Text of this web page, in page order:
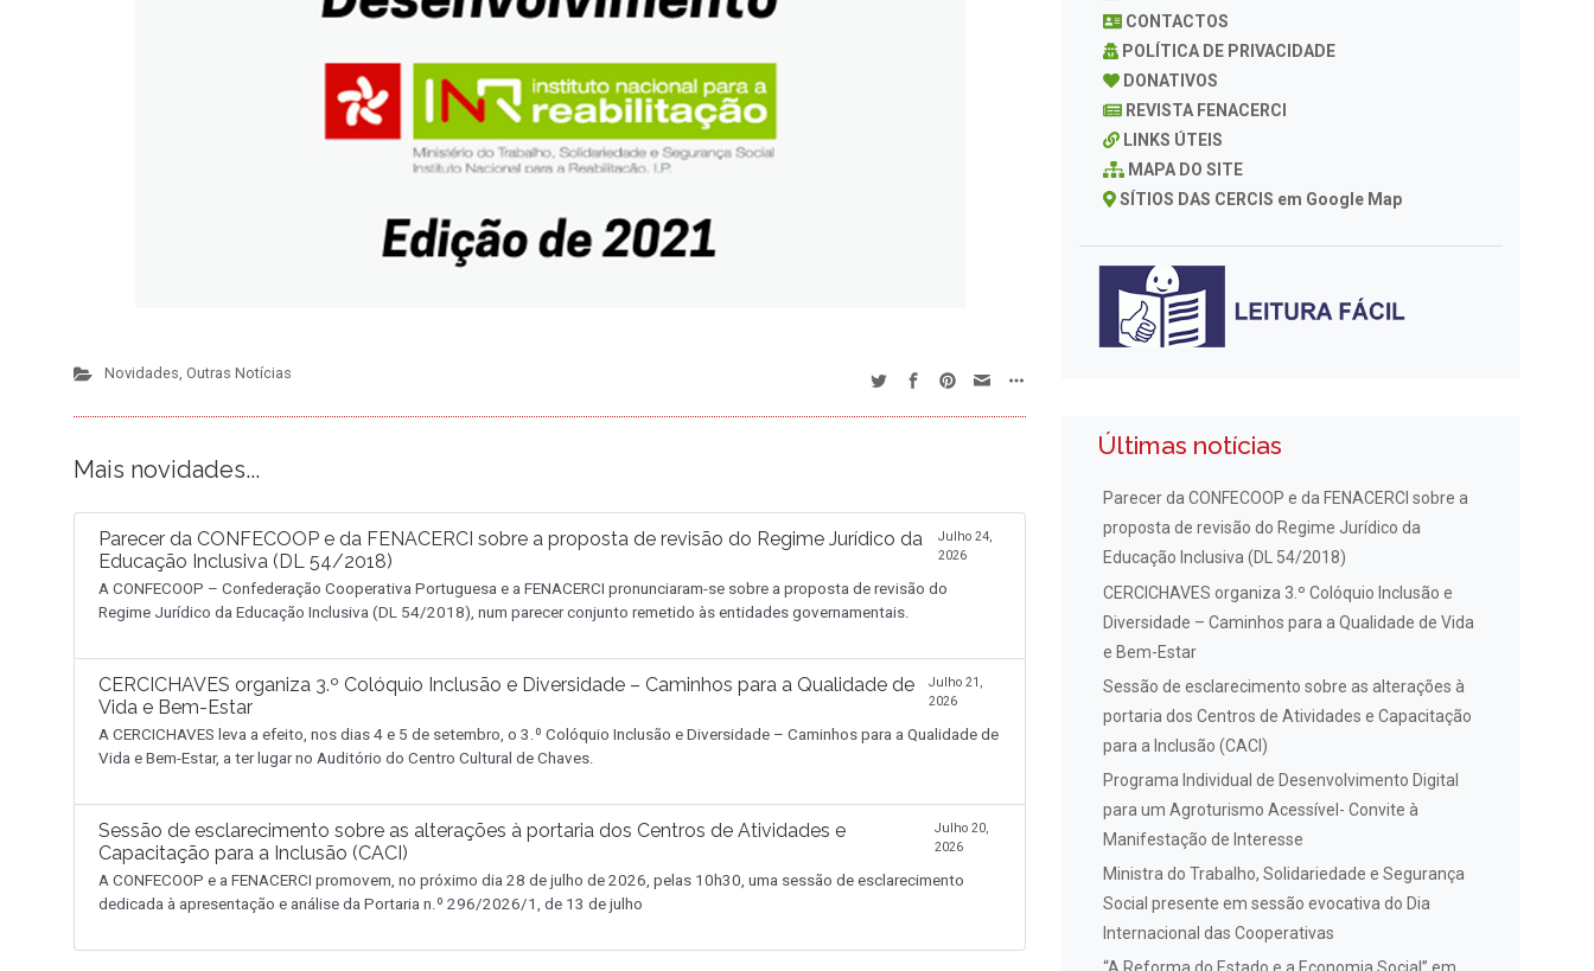
Novidades, Outras Notícias
Mais novidades...
Parecer da CONFECOOP e da FENACERCI sobre a proposta de revisão do Regime Jurídico da
Educação Inclusiva (DL 54/2018)
Julho 24,
2026
A CONFECOOP – Confederação Cooperativa Portuguesa e a FENACERCI pronunciaram-se sobre a proposta de revisão do
Regime Jurídico da Educação Inclusiva (DL 54/2018), num parecer conjunto remetido às entidades governamentais.
CERCICHAVES organiza 3.º Colóquio Inclusão e Diversidade – Caminhos para a Qualidade de
Vida e Bem-Estar
Julho 21,
2026
A CERCICHAVES leva a efeito, nos dias 4 e 5 de setembro, o 3.º Colóquio Inclusão e Diversidade – Caminhos para a Qualidade de
Vida e Bem-Estar, a ter lugar no Auditório do Centro Cultural de Chaves.
Sessão de esclarecimento sobre as alterações à portaria dos Centros de Atividades e
Capacitação para a Inclusão (CACI)
Julho 20,
2026
A CONFECOOP e a FENACERCI promovem, no próximo dia 28 de julho de 2026, pelas 10h30, uma sessão de esclarecimento
dedicada à apresentação e análise da Portaria n.º 296/2026/1, de 13 de julho
CONTACTOS
POLÍTICA DE PRIVACIDADE
DONATIVOS
REVISTA FENACERCI
LINKS ÚTEIS
MAPA DO SITE
SÍTIOS DAS CERCIS em Google Map
Últimas notícias
Parecer da CONFECOOP e da FENACERCI sobre a
proposta de revisão do Regime Jurídico da
Educação Inclusiva (DL 54/2018)
CERCICHAVES organiza 3.º Colóquio Inclusão e
Diversidade – Caminhos para a Qualidade de Vida
e Bem-Estar
Sessão de esclarecimento sobre as alterações à
portaria dos Centros de Atividades e Capacitação
para a Inclusão (CACI)
Programa Individual de Desenvolvimento Digital
para um Agroturismo Acessível- Convite à
Manifestação de Interesse
Ministra do Trabalho, Solidariedade e Segurança
Social presente em sessão evocativa do Dia
Internacional das Cooperativas